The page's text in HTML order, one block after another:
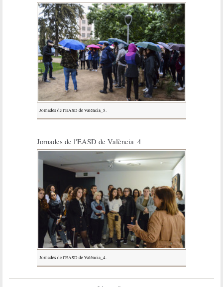
Jornades de l'EASD de València_5.
Jornades de l'EASD de València_4
Jornades de l'EASD de València_4.